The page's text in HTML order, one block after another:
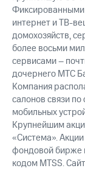
Фиксированными
интернет и ТВ-
домохозяйств,
более восьми
сервисами –
дочернего МТС
Компания
салонов связи
мобильных
Крупнейшим
«Система».
фондовой бирже
кодом MTSS.